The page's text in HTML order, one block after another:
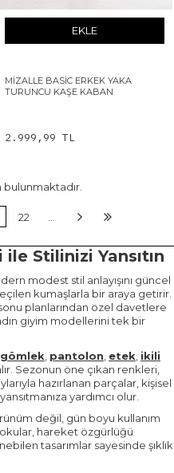
EKLE
MIZALLE BASIC ERKEK YAKA
TURUNCU KAŞE KABAN
2.999,99 TL
bulunmaktadır.
22
Stilinizi Yansıtın
modest stil anlayışını güncel
kumaşlarla bir araya getirir.
planlarından özel davetlere
giyim modellerini tek bir
gömlek pantolon etek ikili
Sezonun öne çıkan renkleri,
hazırlanan parçalar, kişisel
yardımcı olur.
değil, gün boyu kullanım
hareket özgürlüğü
tasarımlar sayesinde şıklık